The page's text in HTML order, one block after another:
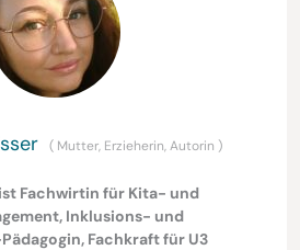
( Mutter, Erzieherin, Autorin )
Fachwirtin für Kita- und
Inklusions- und
Fachkraft für U3